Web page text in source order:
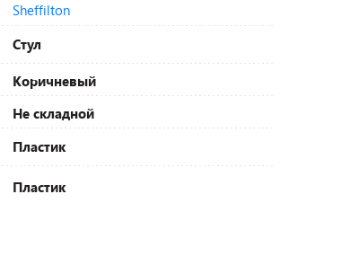
Sheffilton
Стул
Коричневый
Не складной
Пластик
Пластик